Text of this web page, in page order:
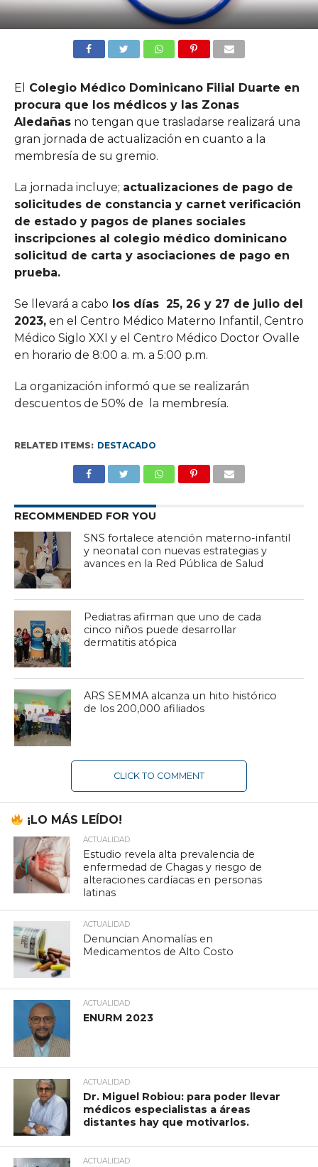
El
Colegio Médico Dominicano Filial Duarte en
procura que los médicos y las Zonas
Aledañasno tengan que trasladarse realizará una
gran jornada de actualización en cuanto a la
membresía de su gremio.
La jornada incluye; actualizaciones de pago de
solicitudes de constancia y carnet verificación
de estado y pagos de planes sociales
inscripciones al colegio médico dominicano
solicitud de carta y asociaciones de pago en
prueba.
Se llevará a cabo los días 25, 26 y 27 de julio del
2023,en el Centro Médico Materno Infantil, Centro
Médico Siglo XXI y el Centro Médico Doctor Ovalle
en horario de 8:00 a. m. a 5:00 p.m.
La organización informó que se realizarán
descuentos de 50% de la membresía.
RELATED ITEMS: DESTACADO
RECOMMENDED FOR YOU
SNS fortalece atención materno-infantil
y neonatal con nuevas estrategias y
avances en la Red Pública de Salud
Pediatras afirman que uno de cada
cinco niños puede desarrollar
dermatitis atópica
ARS SEMMA alcanza un hito histórico
de los 200,000 afiliados
CLICK TO COMMENT
¡LO MÁS LEÍDO!
ACTUALIDAD
Estudio revela alta prevalencia de
enfermedad de Chagas y riesgo de
alteraciones cardíacas en personas
latinas
ACTUALIDAD
Denuncian Anomalías en
Medicamentos de Alto Costo
ACTUALIDAD
ENURM 2023
ACTUALIDAD
Dr. Miguel Robiou: para poder llevar
médicos especialistas a áreas
distantes hay que motivarlos.
ACTUALIDAD